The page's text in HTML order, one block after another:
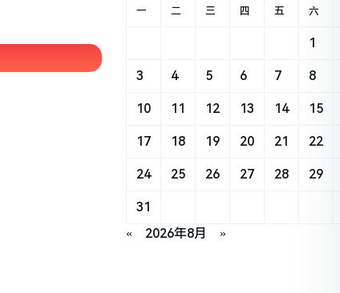
« 2026年8月 »
一 二 三 四 五 六
1
3 4 5 6 7 8
10 11 12 13 14 15
17 18 19 20 21 22
24 25 26 27 28 29
31